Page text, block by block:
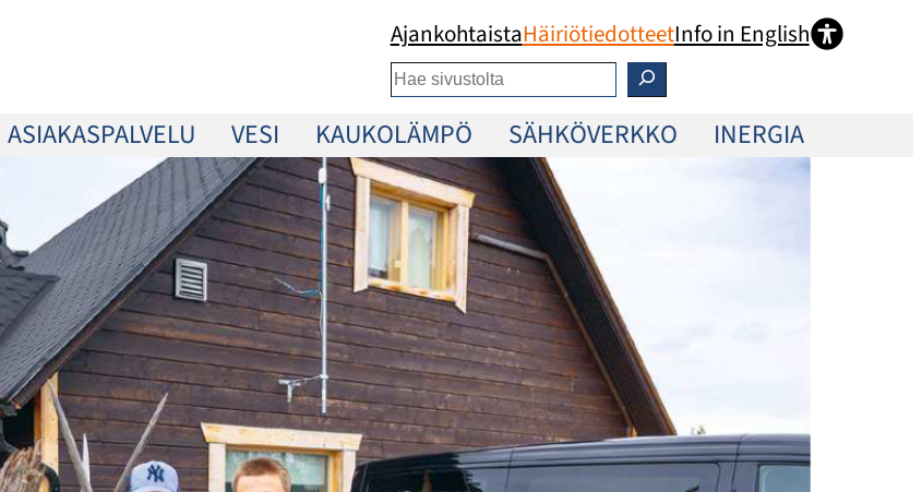
AjankohtaistaHäiriötiedotteetInfo in English
Etsi
ASIAKASPALVELU VESI KAUKOLÄMPÖ SÄHKÖVERKKO INERGIA